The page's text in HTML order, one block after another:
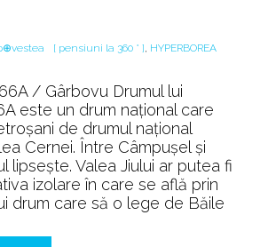
[ pensiuni la 360 ° ], HYPERBOREA
/ Gârbovu Drumul lui
este un drum național care
de drumul național
Cernei. Între Câmpușel și
lipsește. Valea Jiului ar putea fi
izolare în care se află prin
drum care să o lege de Băile